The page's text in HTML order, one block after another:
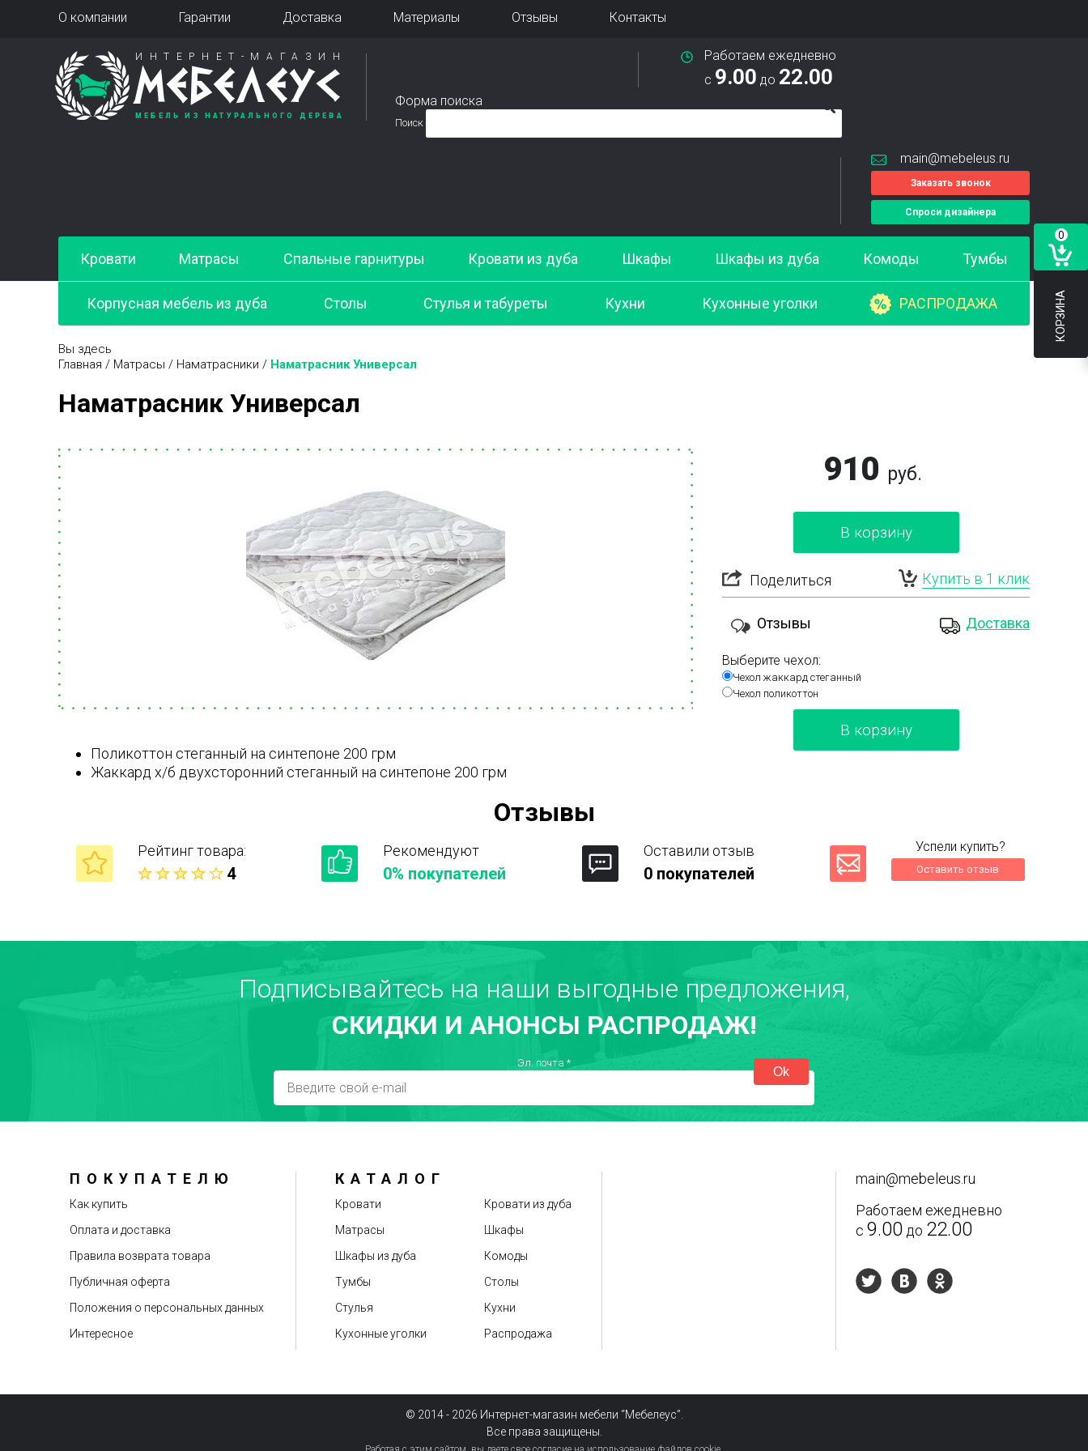
О компании Гарантии Доставка Материалы Отзывы Контакты
ИНТЕРНЕТ-МАГАЗИН
МЕБЕЛЕУС
МЕБЕЛЬ ИЗ НАТУРАЛЬНОГО ДЕРЕВА
Работаем ежедневно
с 9.00 до 22.00
Форма поиска
Поиск
main@mebeleus.ru
Заказать звонок
Спроси дизайнера
Кровати Матрасы Спальные гарнитуры Кровати из дуба Шкафы Шкафы из дуба Комоды Тумбы
Корпусная мебель из дуба Столы Стулья и табуреты Кухни Кухонные уголки РАСПРОДАЖА
Вы здесь
Главная / Матрасы / Наматрасники / Наматрасник Универсал
Наматрасник Универсал
910 руб.
В корзину
Поделиться Купить в 1 клик
Отзывы Доставка
Выберите чехол:
Чехол жаккард стеганный
Чехол поликоттон
В корзину
Поликоттон стеганный на синтепоне 200 грм
Жаккард х/б двухсторонний стеганный на синтепоне 200 грм
Отзывы
Рейтинг товара:
4
Рекомендуют
0% покупателей
Оставили отзыв
0 покупателей
Успели купить?
Оставить отзыв
Недостатки Текст отзыва
Подписывайтесь на наши выгодные предложения,
СКИДКИ И АНОНСЫ РАСПРОДАЖ!
Эл. почта *
ПОКУПАТЕЛЮ
Как купить
Оплата и доставка
Правила возврата товара
Публичная оферта
Положения о персональных данных
Интересное
КАТАЛОГ
Кровати
Кровати из дуба
Матрасы
Шкафы
Шкафы из дуба
Комоды
Тумбы
Столы
Стулья
Кухни
Кухонные уголки
Распродажа
main@mebeleus.ru
Работаем ежедневно
с 9.00 до 22.00
© 2014 - 2026 Интернет-магазин мебели “Мебелеус”.
Все права защищены.
0
КОРЗИНА